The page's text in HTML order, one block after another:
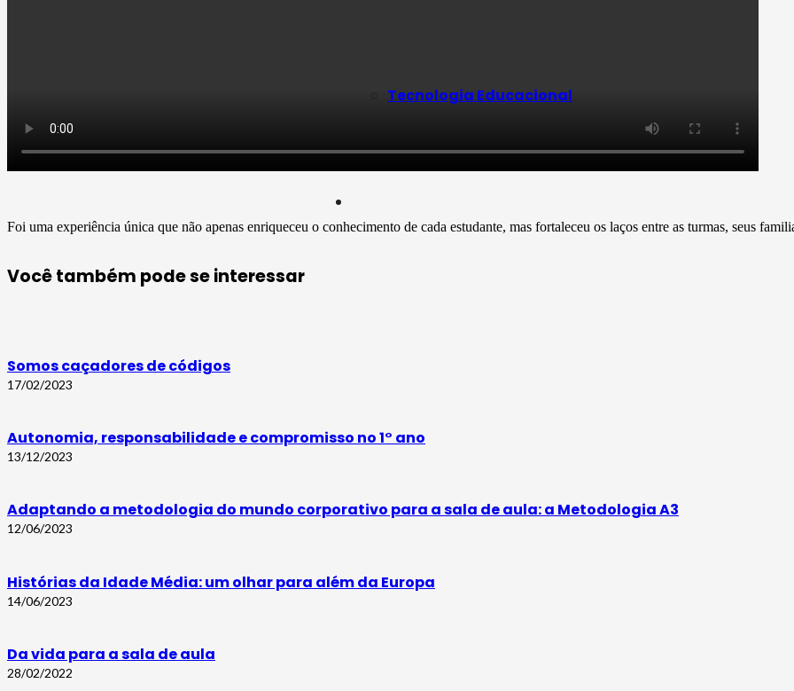
Tecnologia Educacional
Foi uma experiência única que não apenas enriqueceu o conhecimento de cada estudante, mas fortaleceu os laços entre as turmas, seus
Você também pode se interessar
Somos caçadores de códigos
17/02/2023
Autonomia, responsabilidade e compromisso no 1° ano
13/12/2023
Adaptando a metodologia do mundo corporativo para a sala de aula: a Metodologia A3
12/06/2023
Histórias da Idade Média: um olhar para além da Europa
14/06/2023
Da vida para a sala de aula
28/02/2022